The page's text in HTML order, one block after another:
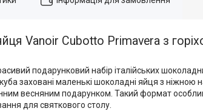
Vanoir Cubotto Primavera з
подарунковий набір італійських
заховані маленькі шоколадні яйця з
весняним подарунком. Такий формат
для святкового столу.